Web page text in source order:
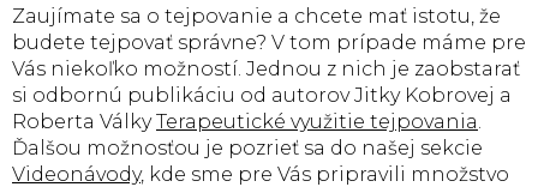
Zaujímate sa o tejpovanie a chcete mať istotu, že
budete tejpovať správne? V tom prípade máme pre
Vás niekoľko možností. Jednou z nich je zaobstarať
si odbornú publikáciu od autorov Jitky Kobrovej a
Roberta VálkyTerapeutické využitie tejpovania
Ďalšou možnosťou je pozrieť sa do našej sekcie
Videonávody, kde sme pre Vás pripravili množstvo